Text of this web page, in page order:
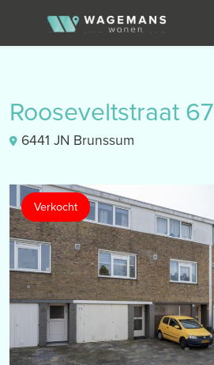
Rooseveltstraat 67
6441 JN Brunssum
Verkocht